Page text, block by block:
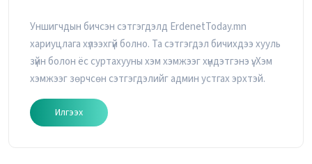
Уншигчдын бичсэн сэтгэгдэлд ErdenetToday.mn
хариуцлага хүлээхгүй болно. Та сэтгэгдэл бичихдээ хууль
зүйн болон ёс суртахууны хэм хэмжээг хүндэтгэнэ үү. Хэм
хэмжээг зөрчсөн сэтгэгдэлийг админ устгах эрхтэй.
Илгээх